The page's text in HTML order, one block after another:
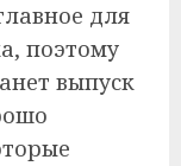
для
поэтому
выпуск